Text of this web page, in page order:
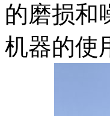
的磨损和
机器的使